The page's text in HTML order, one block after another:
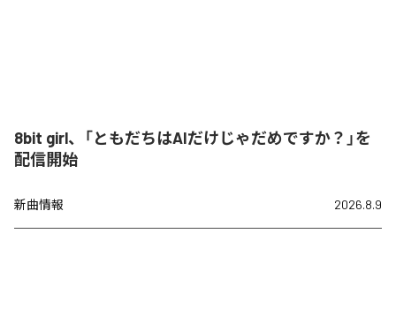
8bit girl、「ともだちはAIだけじゃだめですか？」を
配信開始
新曲情報 2026.8.9